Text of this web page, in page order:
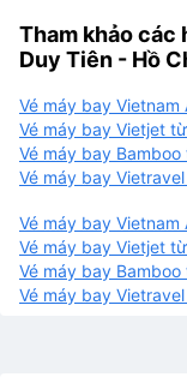
Tham khảo các
Duy Tiên - Hồ
Vé máy bay Vietnam
Vé máy bay Vietjet
Vé máy bay
Vé máy bay
Vé máy bay Vietnam
Vé máy bay Vietjet
Vé máy bay
Vé máy bay